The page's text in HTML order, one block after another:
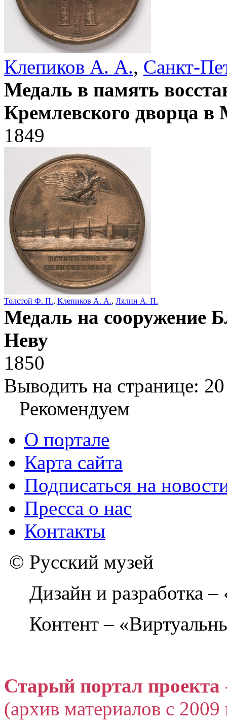
Клепиков А. А., Санкт-
Медаль в память
Кремлевского дворца в
1849
Толстой Ф. П., Клепиков А. А., Лялин А. П.
Медаль на сооружение
Неву
1850
Выводить на странице: 20
Рекомендуем
О портале
Карта сайта
Подписаться на
Пресса о нас
Контакты
© Русский музей
Дизайн и разработка
Контент –
Старый портал
(архив материалов с